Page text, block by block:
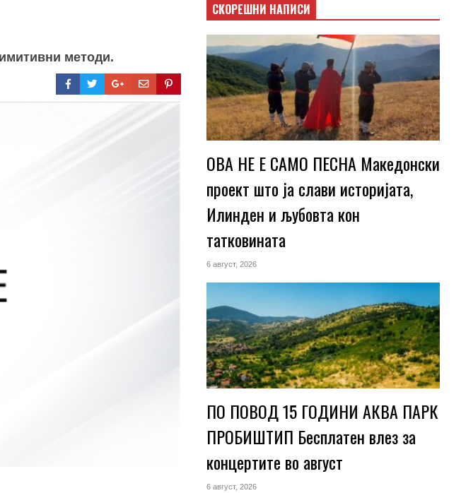
методи.
СКОРЕШНИ НАПИСИ
ОВА НЕ Е САМО ПЕСНА Македонски
проект што ја слави историјата,
Илинден и љубовта кон
татковината
6 август, 2026
ПО ПОВОД 15 ГОДИНИ АКВА ПАРК
ПРОБИШТИП Бесплатен влез за
концертите во август
6 август, 2026